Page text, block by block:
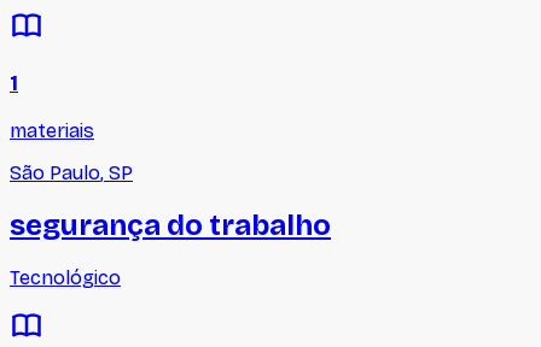
1
materiais
São Paulo, SP
segurança do trabalho
Tecnológico